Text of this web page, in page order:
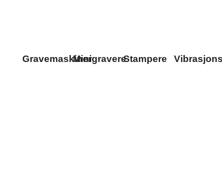
GravemaskinerMinigravereStampere